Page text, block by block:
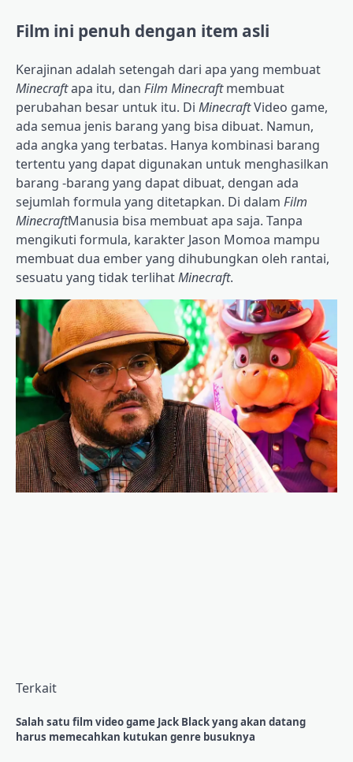
Film ini penuh dengan item asli
Kerajinan adalah setengah dari apa yang membuat
Minecraftapa itu, dan Film Minecraftmembuat
perubahan besar untuk itu. Di MinecraftVideo game,
ada semua jenis barang yang bisa dibuat. Namun,
ada angka yang terbatas. Hanya kombinasi barang
tertentu yang dapat digunakan untuk menghasilkan
barang -barang yang dapat dibuat, dengan ada
sejumlah formula yang ditetapkan. Di dalam Film
MinecraftManusia bisa membuat apa saja. Tanpa
mengikuti formula, karakter Jason Momoa mampu
membuat dua ember yang dihubungkan oleh rantai,
sesuatu yang tidak terlihatMinecraft.
Terkait
Salah satu film video game Jack Black yang akan datang
harus memecahkan kutukan genre busuknya